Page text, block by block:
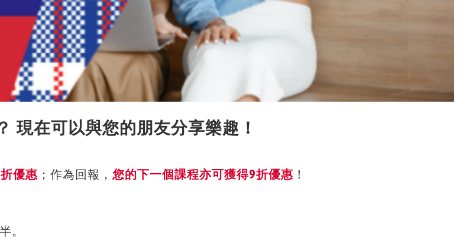
現在可以與您的朋友分享樂趣！
優惠 ；作為回報， 您的下一個課程亦可獲得9折優惠 ！
。